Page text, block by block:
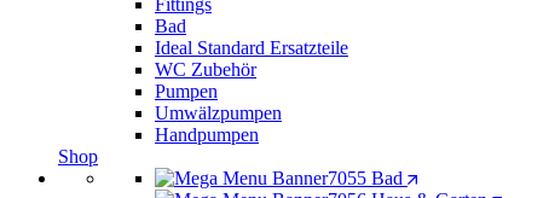
Fittings
Bad
Ideal Standard Ersatzteile
WC Zubehör
Pumpen
Umwälzpumpen
Handpumpen
Shop
Bad